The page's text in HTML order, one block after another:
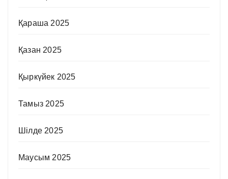
Қараша 2025
Қазан 2025
Қыркүйек 2025
Тамыз 2025
Шілде 2025
Маусым 2025